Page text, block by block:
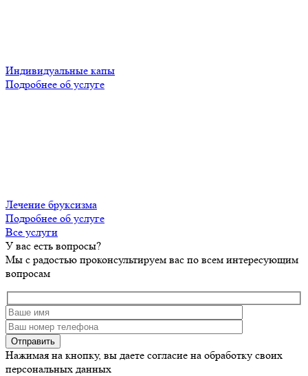
Индивидуальные капы
Подробнее об услуге
Лечение бруксизма
Подробнее об услуге
Все услуги
У вас есть вопросы?
Мы с радостью проконсультируем вас по всем интересующим
вопросам
Нажимая на кнопку, вы даете согласие на обработку своих
персональных данных